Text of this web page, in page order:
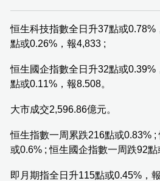
恒生科技指數全日升37點或0.78%
點或0.26%，報4,833 ;
恒生國企指數全日升32點或0.39%
點或0.11%，報8.508。
大市成交2,596.86億元。
恒生指數一周累跌216點或0.83%
或0.6% ; 恒生國企指數一周跌92點
即月期指全日升115點或0.45%，